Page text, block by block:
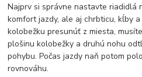
Najprv si správne nastavte riadidlá
komfort jazdy, ale aj chrbticu, kĺby
kolobežku presunúť z miesta,
plošinu kolobežky a druhú nohu
pohybu. Počas jazdy naň potom
rovnováhu.